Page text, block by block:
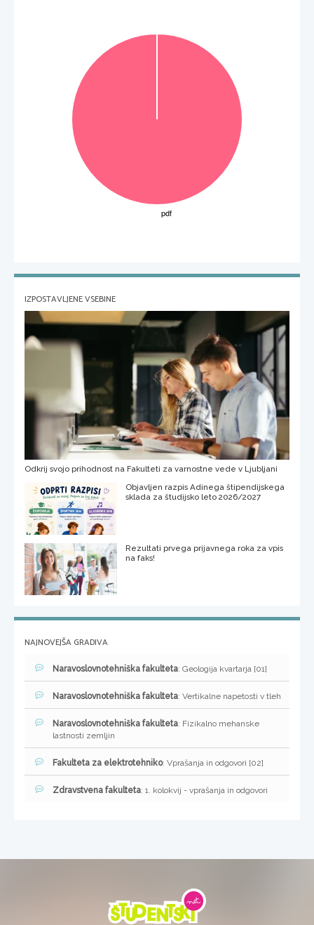
IZPOSTAVLJENE VSEBINE
Odkrij svojo prihodnost na Fakulteti za varnostne vede v Ljubljani
Objavljen razpis Adinega štipendijskega
sklada za študijsko leto 2026/2027
Rezultati prvega prijavnega roka za vpis
na faks!
NAJNOVEJŠA GRADIVA
Naravoslovnotehniška fakulteta: Geologija kvartarja [01]
Naravoslovnotehniška fakulteta: Vertikalne napetosti v tleh
Naravoslovnotehniška fakulteta: Fizikalno mehanske
lastnosti zemljin
Fakulteta za elektrotehniko: Vprašanja in odgovori [02]
Zdravstvena fakulteta: 1. kolokvij - vprašanja in odgovori